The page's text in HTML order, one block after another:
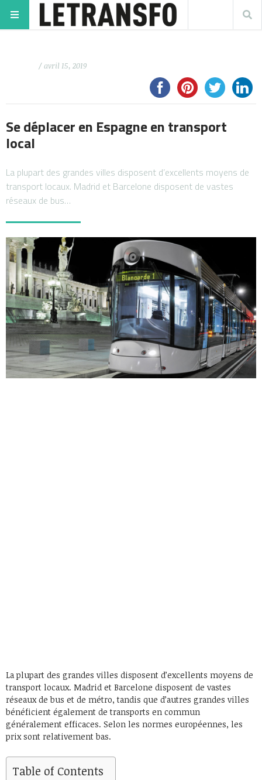
/ avril 15, 2019
Se déplacer en Espagne en transport
local
La plupart des grandes villes disposent d’excellents moyens de
transport locaux. Madrid et Barcelone disposent de vastes
réseaux de bus…
La plupart des grandes villes disposent d’excellents moyens de
transport locaux. Madrid et Barcelone disposent de vastes
réseaux de bus et de métro, tandis que d’autres grandes villes
bénéficient également de transports en commun
généralement efficaces. Selon les normes européennes, les
prix sont relativement bas.
Table of Contents